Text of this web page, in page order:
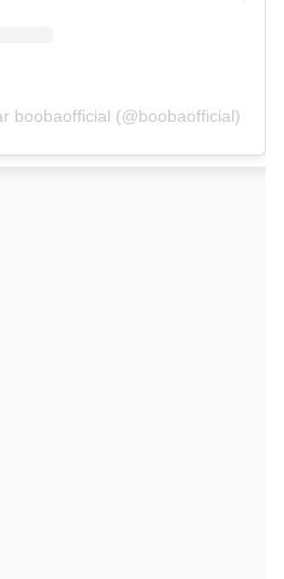
boobaofficial (@boobaofficial)